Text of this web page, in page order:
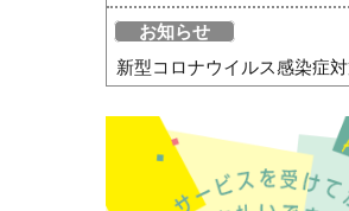
お知らせ
新型コロナウイルス感染症